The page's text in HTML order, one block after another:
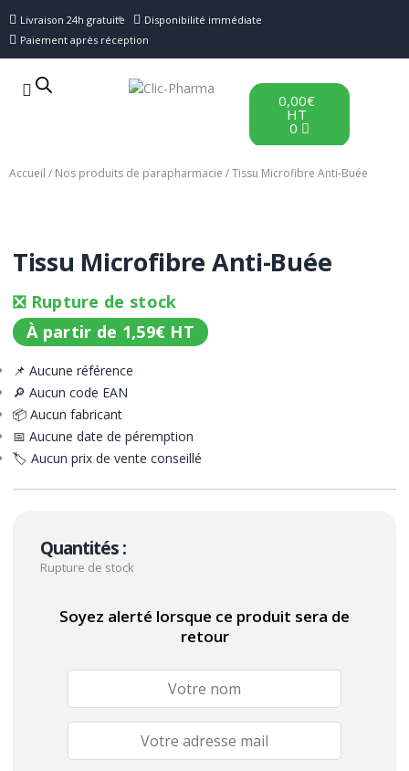
Livraison 24h gratuite
Disponibilité immédiate
Paiement après réception
0,00€
HT
0
Accueil / Nos produits de parapharmacie / Tissu Microfibre Anti-Buée
Tissu Microfibre Anti-Buée
❎ Rupture de stock
À partir de 1,59€ HT
📌 Aucune référence
🔎 Aucun code EAN
📦 Aucun fabricant
📅 Aucune date de péremption
🏷️ Aucun prix de vente conseillé
Quantités :
Rupture de stock
Soyez alerté lorsque ce produit sera de
retour